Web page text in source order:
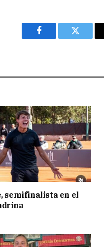
Facebook Twitter
semifinalista en el